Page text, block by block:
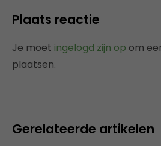
Plaats reactie
Je moet ingelogd zijn op om
plaatsen.
Gerelateerde artikelen